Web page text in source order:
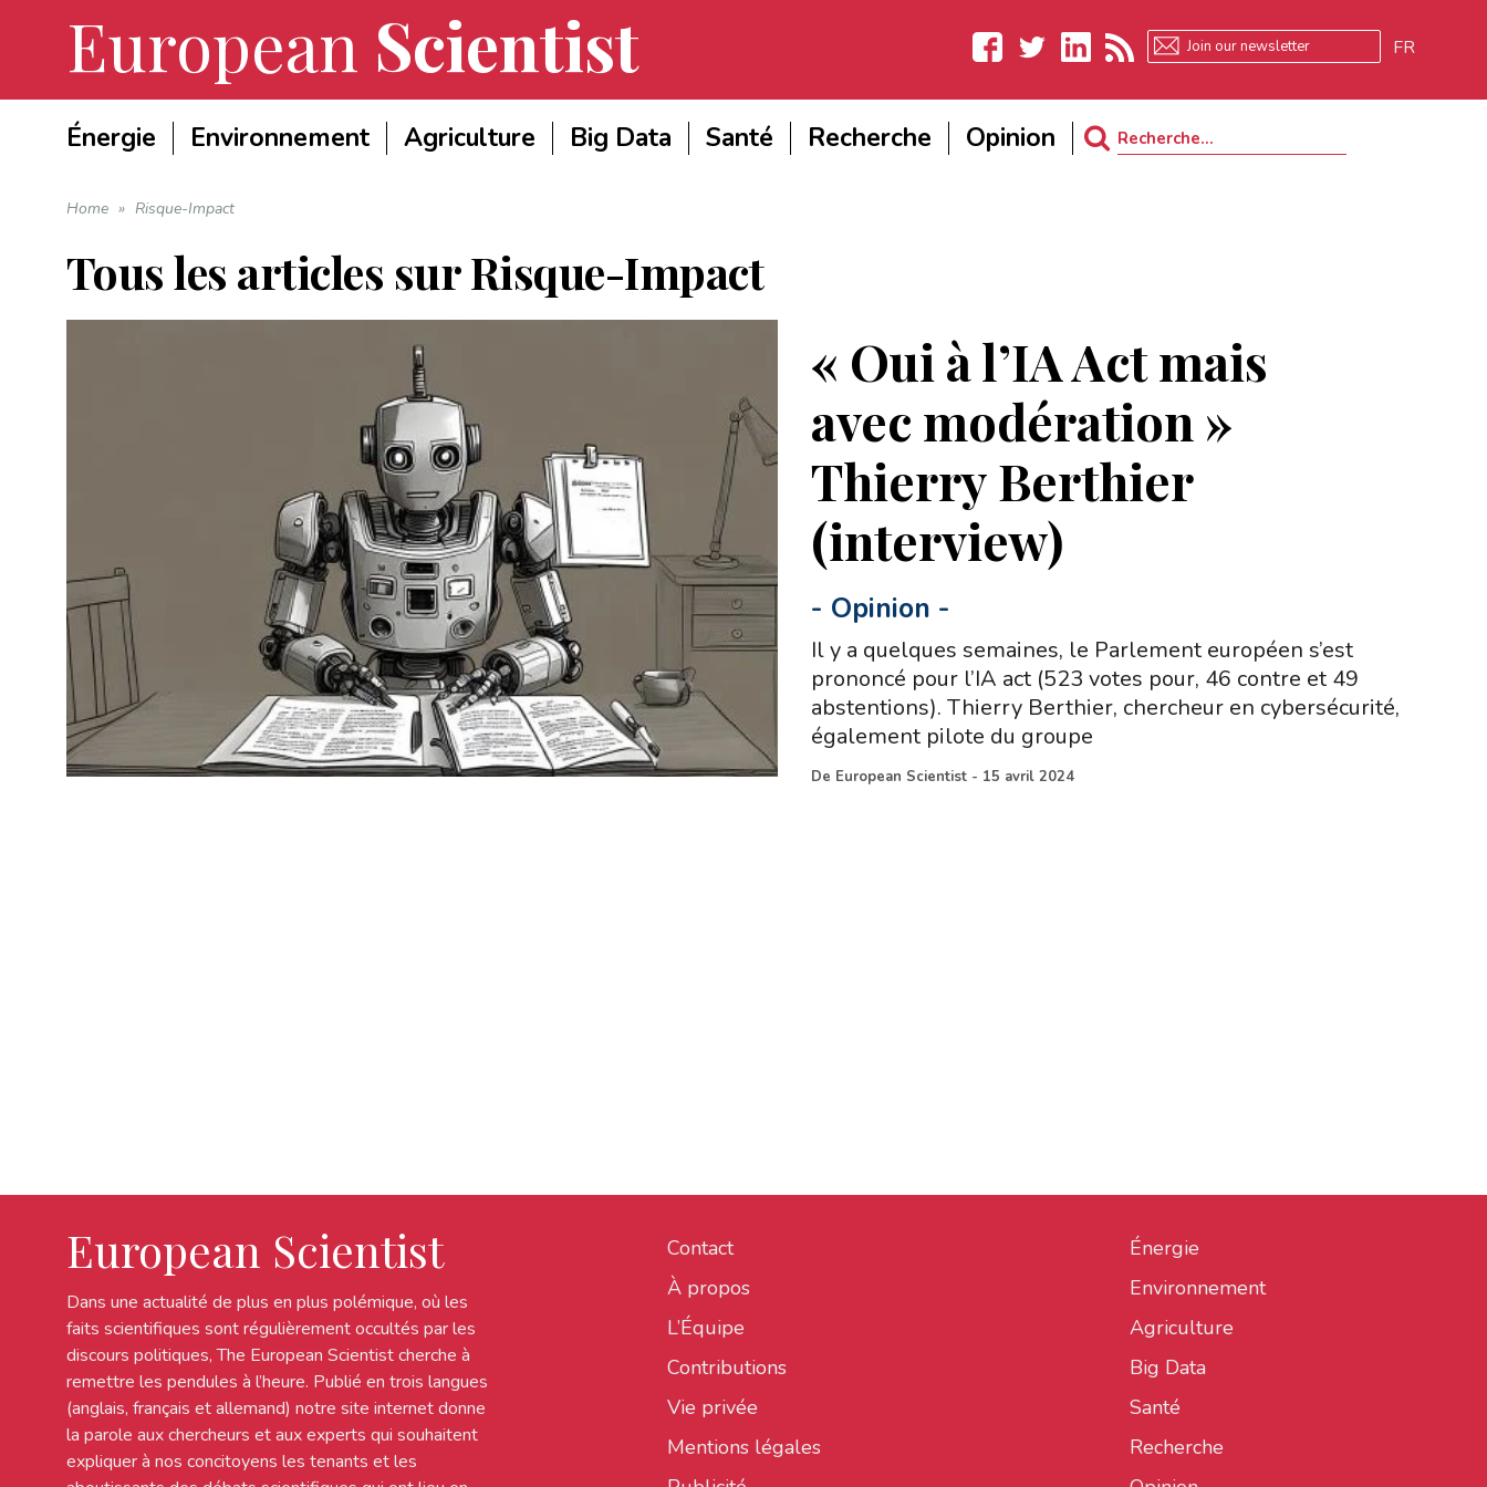
European Scientist
LinkedIn
FR
Énergie Environnement Agriculture Big Data Santé Recherche Opinion
Search
Home » Risque-Impact
Tous les articles surRisque-Impact
« Oui à l’IA Act mais
avec modération »
Thierry Berthier
(interview)
- Opinion -
Il y a quelques semaines, le Parlement européen s’est
prononcé pour l’IA act (523 votes pour, 46 contre et 49
abstentions). Thierry Berthier, chercheur en cybersécurité,
également pilote du groupe
De European Scientist - 15 avril 2024
European Scientist
Dans une actualité de plus en plus polémique, où les
faits scientifiques sont régulièrement occultés par les
discours politiques, The European Scientist cherche à
remettre les pendules à l’heure. Publié en trois langues
(anglais, français et allemand) notre site internet donne
la parole aux chercheurs et aux experts qui souhaitent
expliquer à nos concitoyens les tenants et les
Contact
À propos
L’Équipe
Contributions
Vie privée
Mentions légales
Énergie
Environnement
Agriculture
Big Data
Santé
Recherche